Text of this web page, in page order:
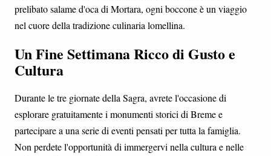
prelibato salame d'oca di Mortara, ogni boccone è un viaggio
nel cuore della tradizione culinaria lomellina.
Un Fine Settimana Ricco di Gusto e
Cultura
Durante le tre giornate della Sagra, avrete l'occasione di
esplorare gratuitamente i monumenti storici di Breme e
partecipare a una serie di eventi pensati per tutta la famiglia.
Non perdete l'opportunità di immergervi nella cultura e nelle